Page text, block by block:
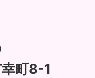
町8-1